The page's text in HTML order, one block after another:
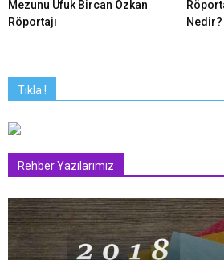
Mezunu Ufuk Bircan Özkan
Röportajı
Nedir?
Tıkla !
Rehber Yazılarımız